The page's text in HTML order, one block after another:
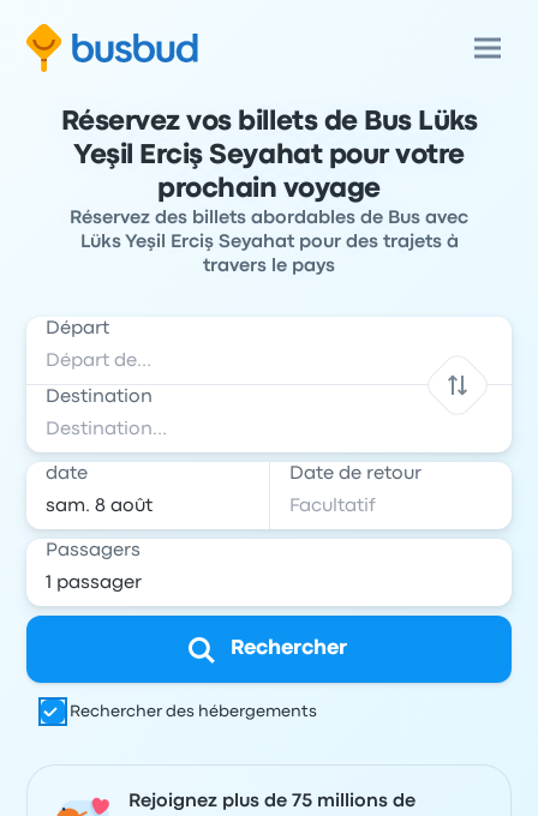
Réservez vos billets de Bus Lüks
Yeşil Erciş Seyahat pour votre
prochain voyage
Réservez des billets abordables de Bus avec
Lüks Yeşil Erciş Seyahat pour des trajets à
travers le pays
Départ
Destination
date Date de retour
Passagers
Rechercher
Rechercher des hébergements
Rejoignez plus de 75 millions de